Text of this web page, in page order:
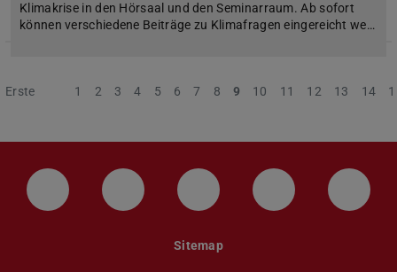
Klimakrise in den Hörsaal und den Seminarraum. Ab sofort
können verschiedene Beiträge zu Klimafragen eingereicht we…
Erste Vorherige
1 2 3 4 5 6 7 8 9 10 11 12 13 14
LinkedIn-Seite der TU Darmstadt
Instagram-Kanal der TU
Bluesky-Kanal der TU
Facebook-
Sitemap